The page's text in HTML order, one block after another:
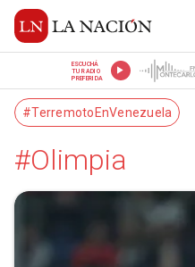
ESCUCHÁ
TU RADIO
PREFERIDA
#TerremotoEnVenezuela
#Olimpia